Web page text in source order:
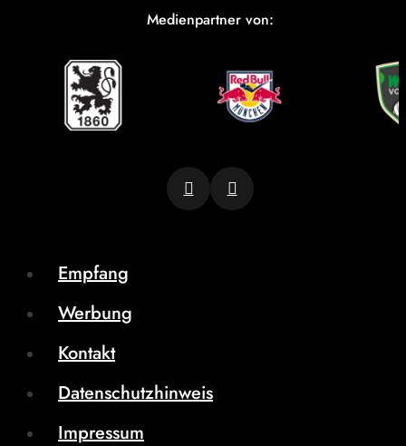
Medienpartner von:
Empfang
Werbung
Kontakt
Datenschutzhinweis
Impressum